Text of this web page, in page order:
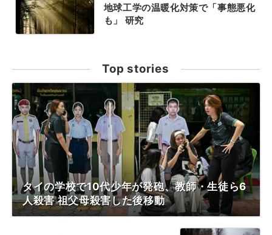
地球工学の温暖化対策で「事態悪化
も」 研究
Top stories
タイの学校で10代少年が発砲、教師・生徒ら6
人殺害 祖父母殺害した後移動